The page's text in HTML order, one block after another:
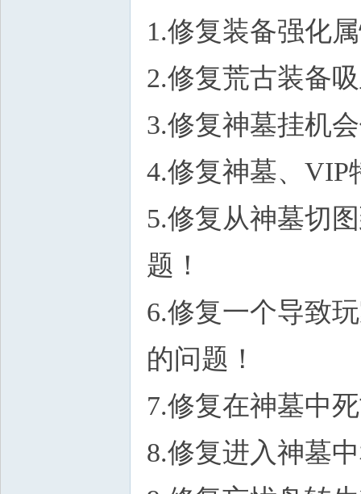
1.修复装备强化
2.修复荒古装备
3.修复神墓挂机
4.修复神墓、VIP
5.修复从神墓切
题！
6.修复一个导致
的问题！
7.修复在神墓中
8.修复进入神墓